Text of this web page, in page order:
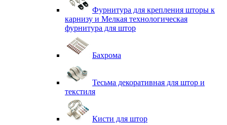
Фурнитура для крепления шторы к
карнизу и Мелкая технологическая
фурнитура для штор
Бахрома
Тесьма декоративная для штор и
текстиля
Кисти для штор